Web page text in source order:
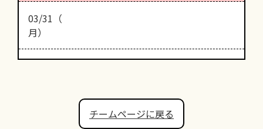
03/31（
月）
チームページに戻る